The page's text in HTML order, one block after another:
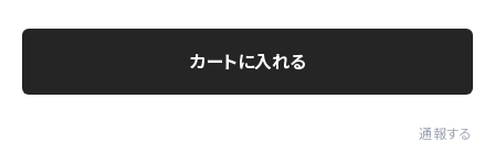
カートに入れる
通報する